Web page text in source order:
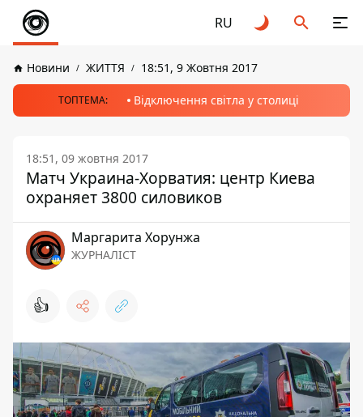
RU
Новини ЖИТТЯ 18:51, 9 Жовтня 2017
ТОПТЕМА: Відключення світла у столиці
18:51, 09 жовтня 2017
Матч Украина-Хорватия: центр Киева
охраняет 3800 силовиков
Маргарита Хорунжа
ЖУРНАЛІСТ
👍